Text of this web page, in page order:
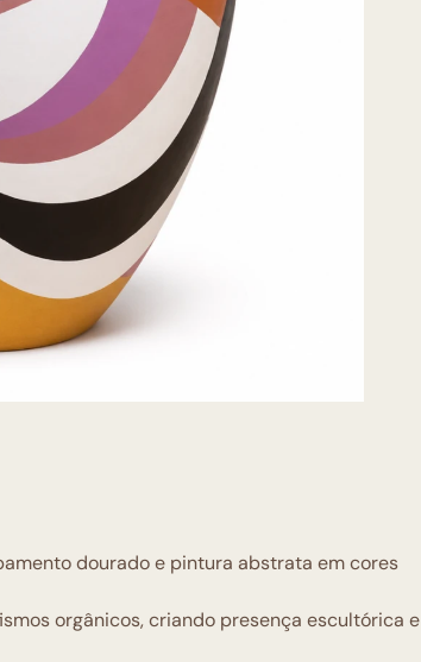
dourado e pintura abstrata em cores
orgânicos, criando presença escultórica e